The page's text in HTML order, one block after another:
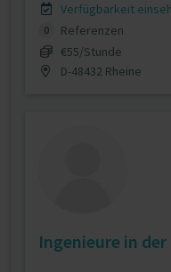
Verfügbarkeit
0
Referenzen
€55/Stunde
D-48432 Rheine
Ingenieure in